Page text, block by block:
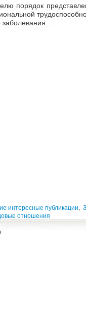
порядок
заболевания…
интересные публикации,
отношения